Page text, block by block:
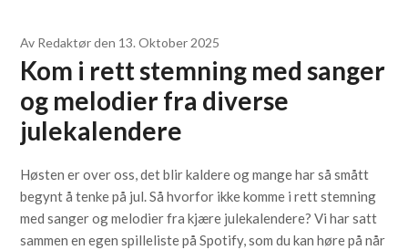
Av Redaktørden 13. Oktober 2025
Kom i rett stemning med sanger
og melodier fra diverse
julekalendere
Høsten er over oss, det blir kaldere og mange har så smått
begynt å tenke på jul. Så hvorfor ikke komme i rett stemning
med sanger og melodier fra kjære julekalendere? Vi har satt
sammen en egen spilleliste på Spotify, som du kan høre på når